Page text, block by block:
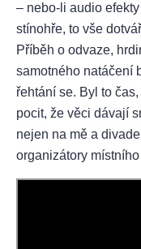
– nebo-li audio
stínohře, to vše
Příběh o odvaze,
samotného natáčení
řehtání se. Byl to
pocit, že věci dávají
nejen na mě a
organizátory